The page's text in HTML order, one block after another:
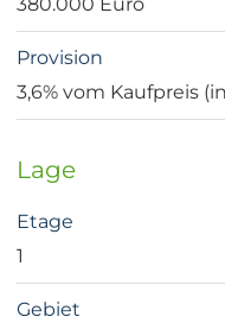
380.000 Euro
Provision
3,6% vom Kaufpreis
Lage
Etage
1
Gebiet